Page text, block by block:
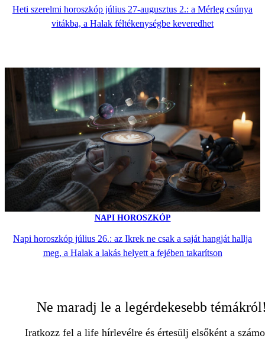
Heti szerelmi horoszkóp július 27-augusztus 2.: a Mérleg csúnya
vitákba, a Halak féltékenységbe keveredhet
NAPI HOROSZKÓP
Napi horoszkóp július 26.: az Ikrek ne csak a saját hangját hallja
meg, a Halak a lakás helyett a fejében takarítson
Ne maradj le a legérdekesebb
Iratkozz fel a life hírlevélre és értesülj elsőként a